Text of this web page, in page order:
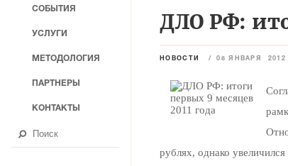
ДЛО РФ:
НОВОСТИ / 08 ЯНВАРЯ 2012
рублях, однако
СОБЫТИЯ
УСЛУГИ
МЕТОДОЛОГИЯ
ПАРТНЕРЫ
КОНТАКТЫ